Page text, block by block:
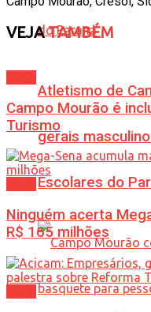
Atletismo de
gerais
Escolares do
VEJATAMBÉM
Campo Mourão é
Turismo
Ninguém acerta
R$ 165 milhões